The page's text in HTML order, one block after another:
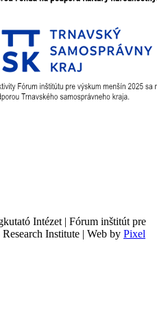
Intézet | Fórum inštitút pre
Institute | Web by Pixel